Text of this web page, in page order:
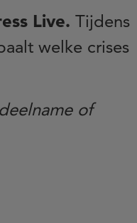
Live. Tijdens
welke crises
of